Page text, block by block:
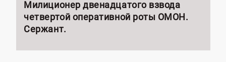
Милиционер двенадцатого взвода
четвертой оперативной роты ОМОН.
Сержант.